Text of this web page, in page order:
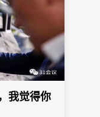
我觉得你